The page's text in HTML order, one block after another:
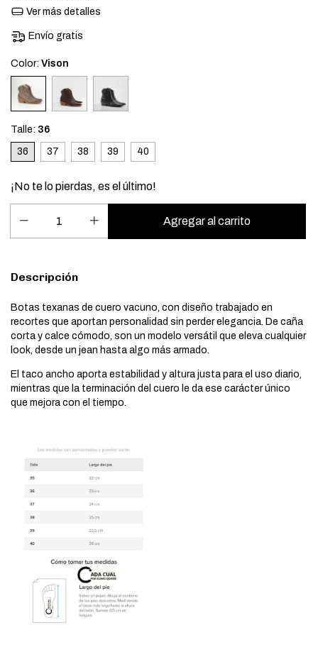
Ver más detalles
Envío gratis
Color: Vison
Talle: 36
36 37 38 39 40
¡No te lo pierdas, es el último!
Descripción
Botas texanas de cuero vacuno, con diseño trabajado en
recortes que aportan personalidad sin perder elegancia. De caña
corta y calce cómodo, son un modelo versátil que eleva cualquier
look, desde un jean hasta algo más armado.
El taco ancho aporta estabilidad y altura justa para el uso diario,
mientras que la terminación del cuero le da ese carácter único
que mejora con el tiempo.